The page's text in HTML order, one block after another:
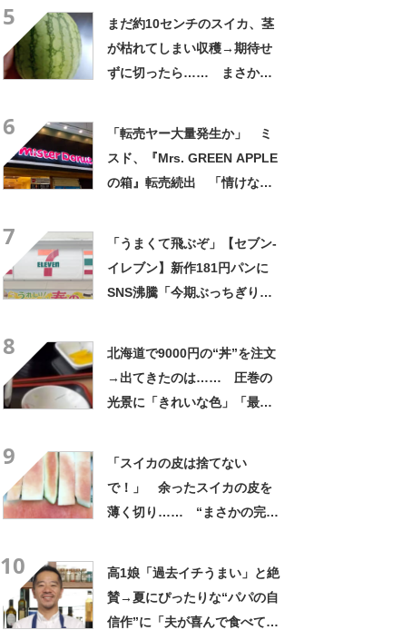
5
まだ約10センチのスイカ、茎
が枯れてしまい収穫→期待せ
ずに切ったら…… まさかの
6
「転売ヤー大量発生か」 ミ
スド、『Mrs. GREEN APPLE
の箱』転売続出 「情けない
7
「うまくて飛ぶぞ」【セブン‐
イレブン】新作181円パンに
SNS沸騰「今期ぶっちぎりで
8
北海道で9000円の“丼”を注文
→出てきたのは…… 圧巻の
光景に「きれいな色」「最高
9
「スイカの皮は捨てない
で！」 余ったスイカの皮を
薄く切り…… “まさかの完成
10
高1娘「過去イチうまい」と絶
賛→夏にぴったりな“パパの自
信作”に「夫が喜んで食べてく